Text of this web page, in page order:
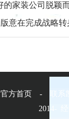
的家装公司脱颖
意在完成战略转
官方首页 - 联
2014-